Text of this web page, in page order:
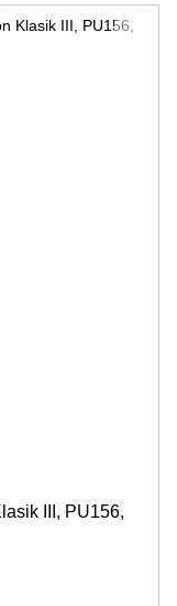
III, PU156,